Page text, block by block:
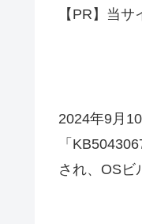
【PR】当
2024年9月
「
され、OSビ